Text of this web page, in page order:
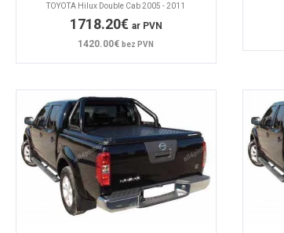
TOYOTA Hilux Double Cab 2005 - 2011
1718.20€ ar PVN
1420.00€bez PVN